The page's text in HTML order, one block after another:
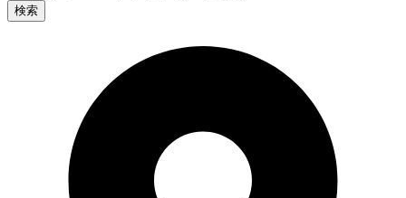
検索